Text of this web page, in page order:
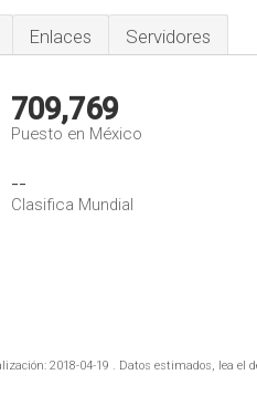
Enlaces Servidores
709,769
Puesto en México
--
Clasifica Mundial
2018-04-19 . Datos estimados, lea el